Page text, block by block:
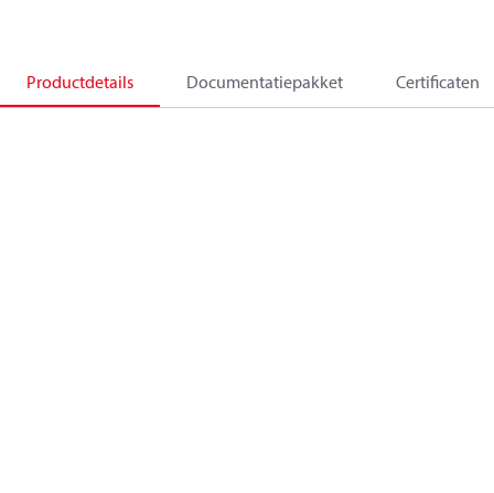
Productdetails Documentatiepakket Certificaten